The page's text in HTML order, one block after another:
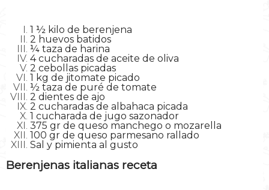
1 ½ kilo de berenjena
2 huevos batidos
¼ taza de harina
4 cucharadas de aceite de oliva
2 cebollas picadas
1 kg de jitomate picado
½ taza de puré de tomate
2 dientes de ajo
2 cucharadas de albahaca picada
1 cucharada de jugo sazonador
375 gr de queso manchego o mozarella
100 gr de queso parmesano rallado
Sal y pimienta al gusto
Berenjenas italianas receta